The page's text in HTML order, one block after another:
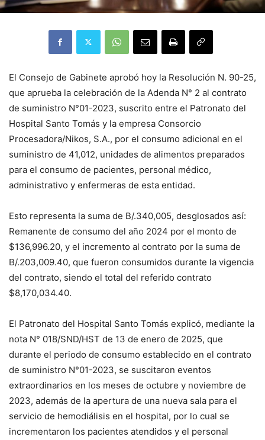
El Consejo de Gabinete aprobó hoy la Resolución N. 90-25,
que aprueba la celebración de la Adenda N° 2 al contrato
de suministro N°01-2023, suscrito entre el Patronato del
Hospital Santo Tomás y la empresa Consorcio
Procesadora/Nikos, S.A., por el consumo adicional en el
suministro de 41,012, unidades de alimentos preparados
para el consumo de pacientes, personal médico,
administrativo y enfermeras de esta entidad.
Esto representa la suma de B/.340,005, desglosados así:
Remanente de consumo del año 2024 por el monto de
$136,996.20, y el incremento al contrato por la suma de
B/.203,009.40, que fueron consumidos durante la vigencia
del contrato, siendo el total del referido contrato
$8,170,034.40.
El Patronato del Hospital Santo Tomás explicó, mediante la
nota N° 018/SND/HST de 13 de enero de 2025, que
durante el periodo de consumo establecido en el contrato
de suministro N°01-2023, se suscitaron eventos
extraordinarios en los meses de octubre y noviembre de
2023, además de la apertura de una nueva sala para el
servicio de hemodiálisis en el hospital, por lo cual se
incrementaron los pacientes atendidos y el personal